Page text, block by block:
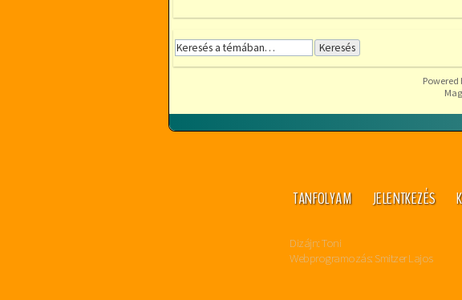
Powered
TANFOLYAM JELENTKEZÉS
Dizájn: Toni
Webprogramozás: Smitzer Lajos